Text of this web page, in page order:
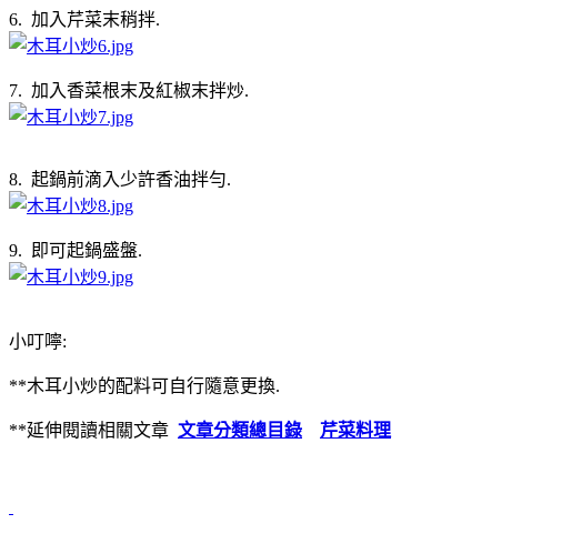
6. 加入芹菜末稍拌.
7. 加入香菜根末及紅椒末拌炒.
8. 起鍋前滴入少許香油拌勻.
9. 即可起鍋盛盤.
小叮嚀:
**木耳小炒的配料可自行隨意更換.
**延伸閱讀相關文章 文章分類總目錄 芹菜料理